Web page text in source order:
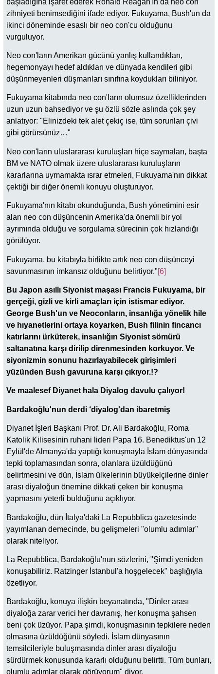
zihniyeti benimsediğini ifade ediyor. Fukuyama, Bush'un da
ikinci döneminde esaslı bir neo con'cu olduğunu
vurguluyor.
Neo con'ların Amerikan gücünü yanlış kullandıkları,
hegemonyayı hedef aldıkları ve dünyada kendileri gibi
düşünmeyenleri düşmanları sınıfına koydukları biliniyor.
Fukuyama kitabında neo con'ların olumsuz özelliklerinden
uzun uzun bahsediyor ve şu özlü sözle aslında çok şey
anlatıyor: "Elinizdeki tek alet çekiç ise, tüm sorunları çivi
gibi görürsünüz…"
Neo con'ların uluslararası kuruluşları hiçe saymaları, başta
BM ve NATO olmak üzere uluslararası kuruluşların
kararlarına uymamakta ısrar etmeleri, Fukuyama'nın dikkat
çektiği bir diğer önemli konuyu oluşturuyor.
Fukuyama'nın kitabı okunduğunda, Bush yönetimini esir
alan neo con düşüncenin Amerika'da önemli bir yol
ayrımında olduğu ve sorgulama sürecinin çok hızlandığı
görülüyor.
Fukuyama, bu kitabıyla birlikte artık neo con düşünceyi
savunmasının imkansız olduğunu belirtiyor."[6]
Bu Japon asıllı Siyonist maşası Francis Fukuyama, bir
gerçeği, gizli ve kirli amaçları için istismar ediyor.
George Bush'un ve Neoconların, insanlığa yönelik hile
ve hıyanetlerini ortaya koyarken, Bush filinin fincancı
katırlarını ürküterek, insanlığın Siyonist sömürü
saltanatına karşı dirilip direnmesinden korkuyor. Ve
siyonizmin sonunu hazırlayabilecek girişimleri
yüzünden Bush gavuruna karşı çıkıyor.!?
Ve maalesef Diyanet hala Diyalog davulu çalıyor!
Bardakoğlu'nun derdi ‘diyalog'dan ibaretmiş
Diyanet İşleri Başkanı Prof. Dr. Ali Bardakoğlu, Roma
Katolik Kilisesinin ruhani lideri Papa 16. Benediktus'un 12
Eylül'de Almanya'da yaptığı konuşmayla İslam dünyasında
tepki toplamasından sonra, olanlara üzüldüğünü
belirtmesini ve dün, İslam ülkelerinin büyükelçilerine dinler
arası diyaloğun önemine dikkati çeken bir konuşma
yapmasını yeterli bulduğunu açıklıyor.
Bardakoğlu, dün İtalya'daki La Repubblica gazetesinde
yayımlanan demecinde, bu gelişmeleri "olumlu adımlar"
olarak niteliyor.
La Repubblica, Bardakoğlu'nun sözlerini, "Şimdi yeniden
konuşabiliriz. Ratzinger İstanbul'a hoşgelecek" başlığıyla
özetliyor.
Bardakoğlu, konuya ilişkin beyanatında, "Dinler arası
diyaloğa zarar verici her davranış, her konuşma şahsen
beni çok üzüyor. Papa şimdi, konuşmasının tepkilere neden
olmasına üzüldüğünü söyledi. İslam dünyasının
temsilcileriyle buluşmasında dinler arası diyaloğu
sürdürmek konusunda kararlı olduğunu belirtti. Tüm bunları,
olumlu adımlar olarak görüyorum" diyor.